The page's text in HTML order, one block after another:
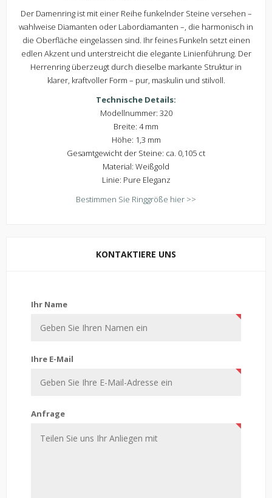
Der Damenring ist mit einer Reihe funkelnder Steine versehen –
wahlweise Diamanten oder Labordiamanten –, die harmonisch in
die Oberfläche eingelassen sind. Ihr feines Funkeln setzt einen
edlen Akzent und unterstreicht die elegante Linienführung. Der
Herrenring überzeugt durch dieselbe markante Struktur in
klarer, kraftvoller Form – pur, maskulin und stilvoll.
Technische Details:
Modellnummer: 320
Breite: 4 mm
Höhe: 1,3 mm
Gesamtgewicht der Steine: ca. 0,105 ct
Material: Weißgold
Linie: Pure Eleganz
Bestimmen Sie Ringgröße hier >>
KONTAKTIERE UNS
Ihr Name
Ihre E-Mail
Anfrage